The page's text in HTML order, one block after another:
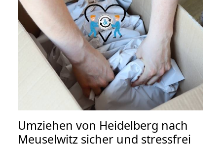
Umziehen von Heidelberg nach
Meuselwitz sicher und stressfrei